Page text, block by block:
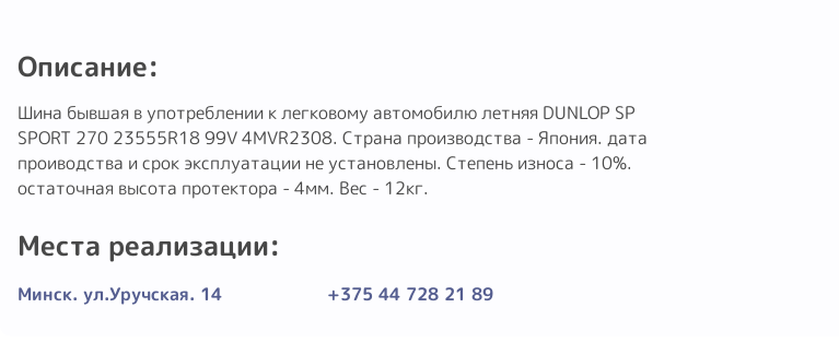
Описание:
Шина бывшая в употреблении к легковому автомобилю летняя DUNLOP SP
SPORT 270 23555R18 99V 4MVR2308. Страна производства - Япония. дата
проиводства и срок эксплуатации не установлены. Степень износа - 10%.
остаточная высота протектора - 4мм. Вес - 12кг.
Места реализации:
Минск. ул.Уручская. 14 +375 44 728 21 89